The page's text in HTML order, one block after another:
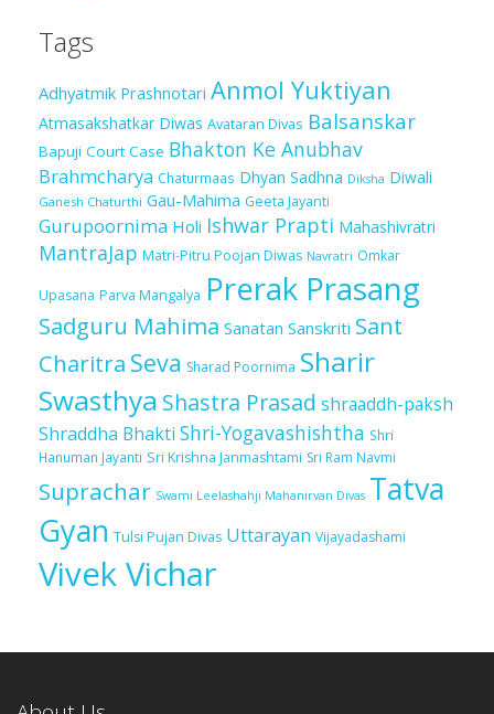
Tags
Adhyatmik Prashnotari Anmol Yuktiyan
Atmasakshatkar Diwas Avataran Divas Balsanskar
Bapuji Court Case Bhakton Ke Anubhav
Brahmcharya Chaturmaas Dhyan Sadhna Diksha Diwali
Ganesh Chaturthi Gau-Mahima Geeta Jayanti
Gurupoornima Holi Ishwar Prapti Mahashivratri
MantraJap Matri-Pitru Poojan Diwas Navratri Omkar
Upasana Parva Mangalya Prerak Prasang
Sadguru Mahima Sanatan Sanskriti Sant
Charitra Seva Sharad Poornima Sharir
Swasthya Shastra Prasad shraaddh-paksh
Shraddha Bhakti Shri-Yogavashishtha Shri
Hanuman Jayanti Sri Krishna Janmashtami Sri Ram Navmi
Suprachar Swami Leelashahji Mahanirvan Divas Tatva
Gyan Tulsi Pujan Divas Uttarayan Vijayadashami
Vivek Vichar